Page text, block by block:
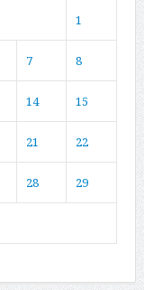
1
7 8
14 15
21 22
28 29